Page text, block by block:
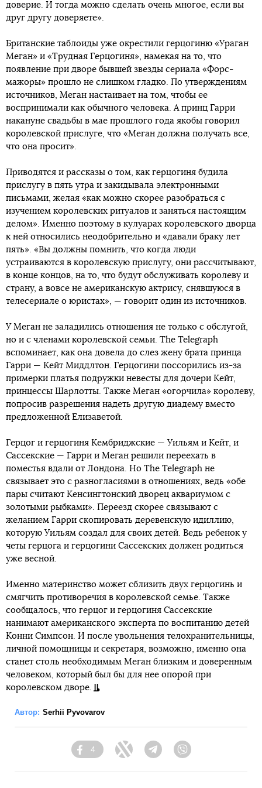
доверие. И тогда можно сделать очень многое, если вы
друг другу доверяете».
Британские таблоиды уже окрестили герцогиню «Ураган
Меган» и «Трудная Герцогиня», намекая на то, что
появление при дворе бывшей звезды сериала «Форс-
мажоры» прошло не слишком гладко. По утверждениям
источников, Меган настаивает на том, чтобы ее
воспринимали как обычного человека. А принц Гарри
накануне свадьбы в мае прошлого года якобы говорил
королевской прислуге, что «Меган должна получать все,
что она просит».
Приводятся и рассказы о том, как герцогиня будила
прислугу в пять утра и закидывала электронными
письмами, желая «как можно скорее разобраться с
изучением королевских ритуалов и заняться настоящим
делом». Именно поэтому в кулуарах королевского дворца
к ней относились неодобрительно и «давали браку лет
пять». «Вы должны помнить, что когда люди
устраиваются в королевскую прислугу, они рассчитывают,
в конце концов, на то, что будут обслуживать королеву и
страну, а вовсе не американскую актрису, снявшуюся в
телесериале о юристах», — говорит один из источников.
У Меган не заладились отношения не только с обслугой,
но и с членами королевской семьи. The Telegraph
вспоминает, как она довела до слез жену брата принца
Гарри — Кейт Миддлтон. Герцогини поссорились из-за
примерки платья подружки невесты для дочери Кейт,
принцессы Шарлотты. Также Меган «огорчила» королеву,
попросив разрешения надеть другую диадему вместо
предложенной Елизаветой.
Герцог и герцогиня Кембриджские — Уильям и Кейт, и
Сассекские — Гарри и Меган решили переехать в
поместья вдали от Лондона. Но The Telegraph не
связывает это с разногласиями в отношениях, ведь «обе
пары считают Кенсингтонский дворец аквариумом с
золотыми рыбками». Переезд скорее связывают с
желанием Гарри скопировать деревенскую идиллию,
которую Уильям создал для своих детей. Ведь ребенок у
четы герцога и герцогини Сассекских должен родиться
уже весной.
Именно материнство может сблизить двух герцогинь и
смягчить противоречия в королевской семье. Также
сообщалось, что герцог и герцогиня Сассекские
нанимают американского эксперта по воспитанию детей
Конни Симпсон. И после увольнения телохранительницы,
личной помощницы и секретаря, возможно, именно она
станет столь необходимым Меган близким и доверенным
человеком, который был бы для нее опорой при
королевском дворе.
Автор: Serhii Pyvovarov
Facebook
4
Twitter Telegram